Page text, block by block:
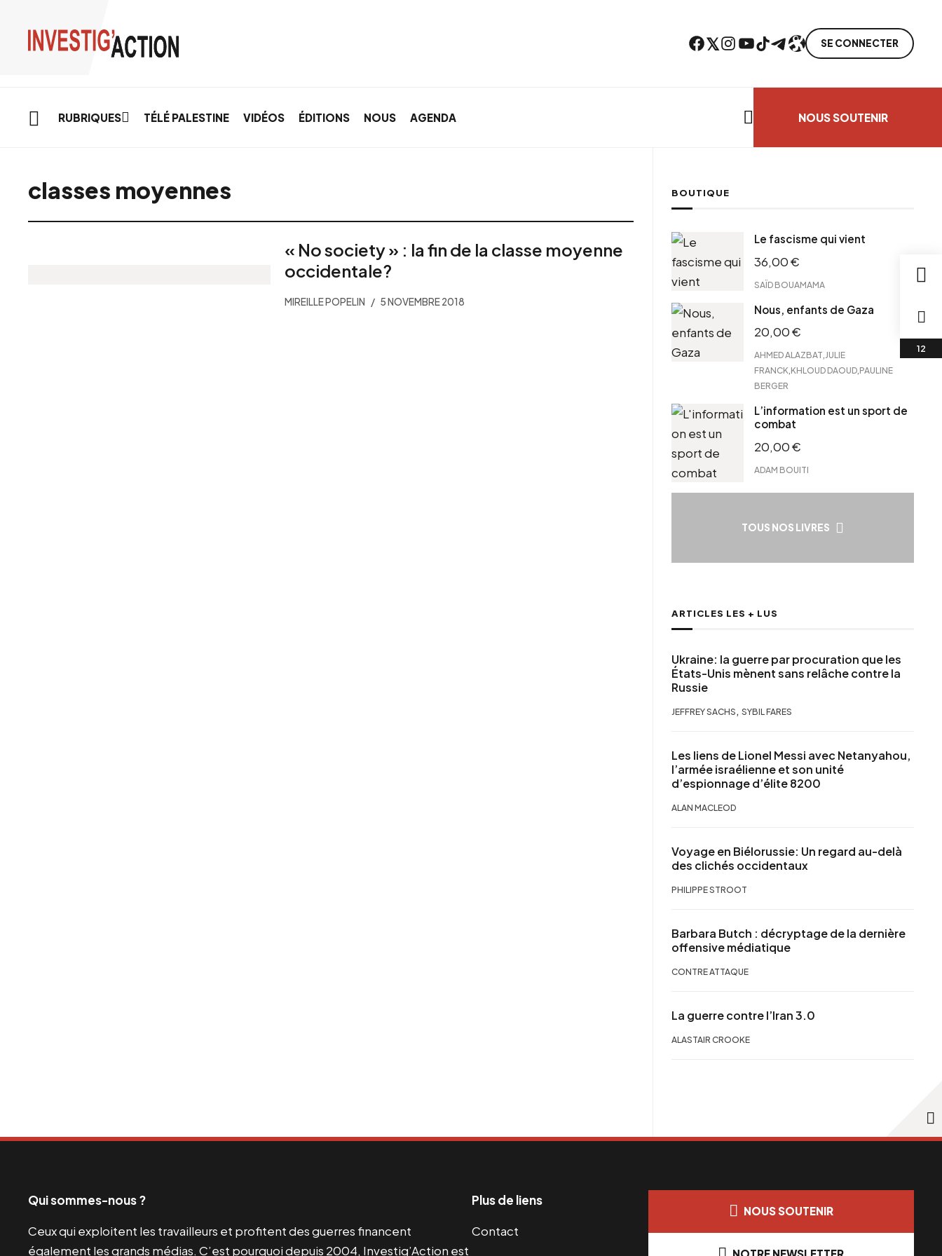
Facebook Twitter Instagram YouTube TikTok TelegramLien SE CONNECTER
RUBRIQUES TÉLÉ PALESTINE VIDÉOS ÉDITIONS NOUS AGENDA NOUS SOUTENIR
classes moyennes
« No society » : la fin de la classe moyenne
occidentale?
MIREILLE POPELIN 5 NOVEMBRE 2018
BOUTIQUE
Le fascisme qui vient
36,00€
SAÏD BOUAMAMA
Nous, enfants de Gaza
20,00€
AHMED ALAZBAT JULIE
FRANCK KHLOUD DAOUD PAULINE
BERGER
L’information est un sport de
combat
20,00€
ADAM BOUITI
TOUS NOS LIVRES
ARTICLES LES + LUS
Ukraine: la guerre par procuration que les
États-Unis mènent sans relâche contre la
Russie
JEFFREY SACHS , SYBIL FARES
Les liens de Lionel Messi avec Netanyahou,
l’armée israélienne et son unité
d’espionnage d’élite 8200
ALAN MACLEOD
Voyage en Biélorussie: Un regard au-delà
des clichés occidentaux
PHILIPPE STROOT
Barbara Butch : décryptage de la dernière
offensive médiatique
CONTRE ATTAQUE
La guerre contre l’Iran 3.0
ALASTAIR CROOKE
Qui sommes-nous ?
Ceux qui exploitent les travailleurs et profitent des guerres financent
également les grands médias. C’est pourquoi depuis 2004, Investig’Action est
Plus de liens
Contact
NOUS SOUTENIR